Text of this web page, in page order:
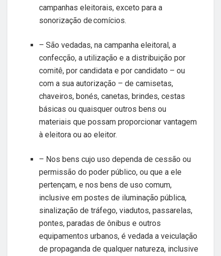
campanhas eleitorais, exceto para a
sonorização de comícios.
– São vedadas, na campanha eleitoral, a
confecção, a utilização e a distribuição por
comitê, por candidata e por candidato – ou
com a sua autorização – de camisetas,
chaveiros, bonés, canetas, brindes, cestas
básicas ou quaisquer outros bens ou
materiais que possam proporcionar vantagem
à eleitora ou ao eleitor.
– Nos bens cujo uso dependa de cessão ou
permissão do poder público, ou que a ele
pertençam, e nos bens de uso comum,
inclusive em postes de iluminação pública,
sinalização de tráfego, viadutos, passarelas,
pontes, paradas de ônibus e outros
equipamentos urbanos, é vedada a veiculação
de propaganda de qualquer natureza, inclusive